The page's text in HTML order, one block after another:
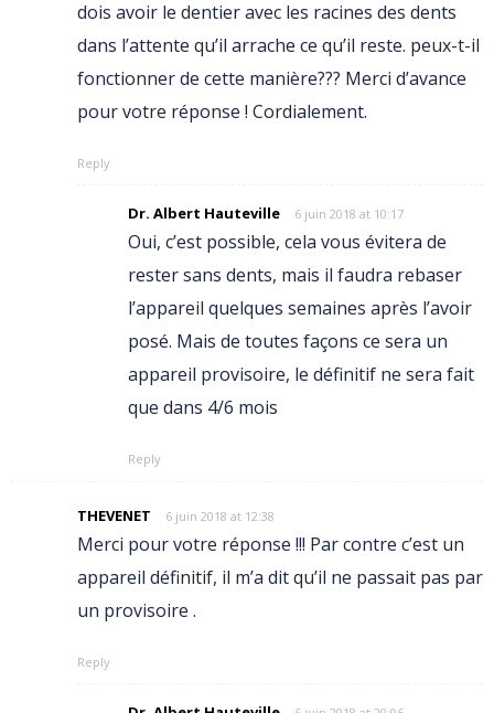
dois avoir le dentier avec les racines des dents
dans l’attente qu’il arrache ce qu’il reste. peux-t-il
fonctionner de cette manière??? Merci d’avance
pour votre réponse ! Cordialement.
Reply
Dr. Albert Hauteville 6 juin 2018 at 10:17
Oui, c’est possible, cela vous évitera de
rester sans dents, mais il faudra rebaser
l’appareil quelques semaines après l’avoir
posé. Mais de toutes façons ce sera un
appareil provisoire, le définitif ne sera fait
que dans 4/6 mois
Reply
THEVENET 6 juin 2018 at 12:38
Merci pour votre réponse !!! Par contre c’est un
appareil définitif, il m’a dit qu’il ne passait pas par
un provisoire .
Reply